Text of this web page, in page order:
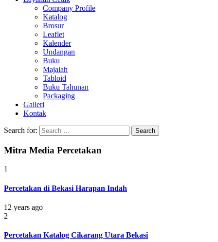
Company Profile
Katalog
Brosur
Leaflet
Kalender
Undangan
Buku
Majalah
Tabloid
Buku Tahunan
Packaging
Galleri
Kontak
Search for:
Mitra Media Percetakan
1
Percetakan di Bekasi Harapan Indah
12 years ago
2
Percetakan Katalog Cikarang Utara Bekasi